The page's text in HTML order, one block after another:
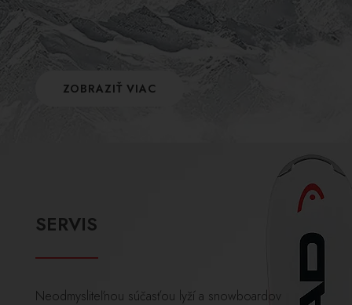
ZOBRAZIŤ VIAC
SERVIS
Neodmysliteľnou súčasťou lyží a snowboardov